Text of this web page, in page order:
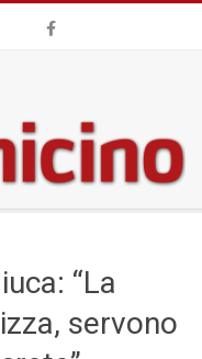
“La
servono